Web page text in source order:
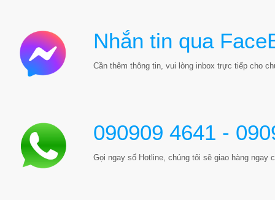
Nhắn tin qua
Cần thêm thông tin, vui lòng inbox trực tiếp cho
090909 4641 -
Gọi ngay số Hotline, chúng tôi sẽ giao hàng ngay